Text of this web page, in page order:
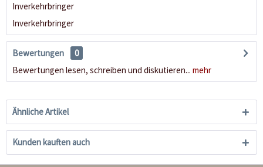
Inverkehrbringer
Inverkehrbringer
Bewertungen
0
Bewertungen lesen, schreiben und diskutieren... mehr
Ähnliche Artikel
Kunden kauften auch